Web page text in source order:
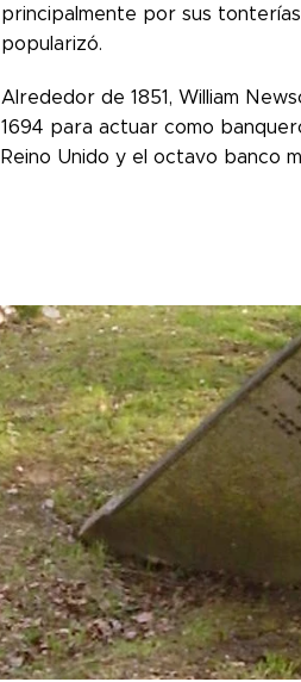
principalmente por sus
popularizó.
Alrededor de 1851, William
1694 para actuar como
Reino Unido y el octavo banco